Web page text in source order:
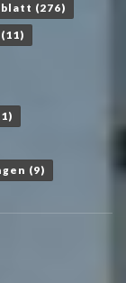
(276)
(11)
(9)